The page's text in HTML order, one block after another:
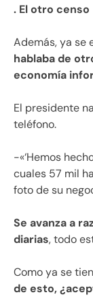
. El otro censo
Además, ya se
hablaba de
economía
El presidente
teléfono.
-«‘Hemos
cuales 57 mil
foto de su
Se avanza a
diarias, todo
Como ya se
de esto,